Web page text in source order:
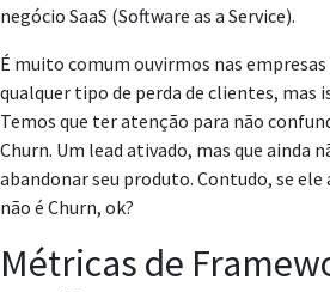
negócio SaaS (Software as a Service).
É muito comum ouvirmos nas
qualquer tipo de perda de clientes, mas
Temos que ter atenção para não
Churn. Um lead ativado, mas que ainda
abandonar seu produto. Contudo, se ele
não é Churn, ok?
Métricas de